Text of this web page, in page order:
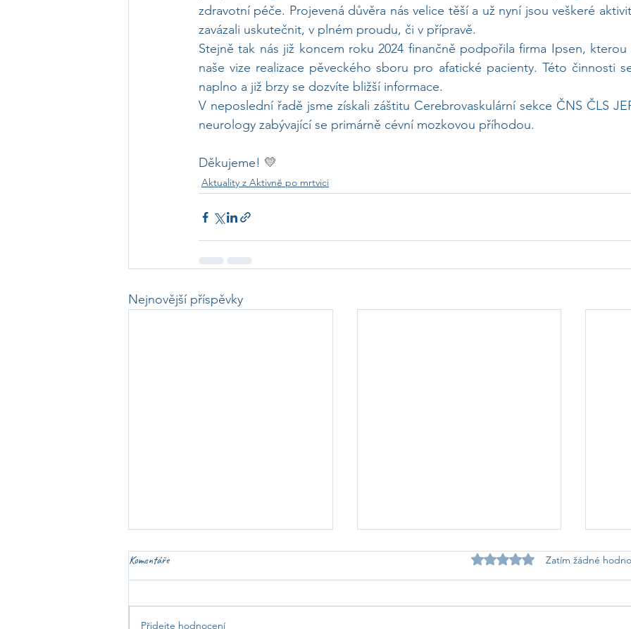
zdravotní péče. Projevená důvěra nás velice těší a už nyní jsou veškeré
zavázali uskutečnit, v plném proudu, či v přípravě.
Stejně tak nás již koncem roku 2024 finančně podpořila firma Ipsen, kterou
naše vize realizace pěveckého sboru pro afatické pacienty. Této činnosti
naplno a již brzy se dozvíte bližší informace.
V neposlední řadě jsme získali záštitu Cerebrovaskulární sekce ČNS ČLS
neurology zabývající se primárně cévní mozkovou příhodou.
Děkujeme! 💛
Aktuality z Aktivně po mrtvici
Nejnovější příspěvky
Komentáře Hodnoceno 0 z 5 hvězdiček.
Zatím žádné
Přidejte hodnocení